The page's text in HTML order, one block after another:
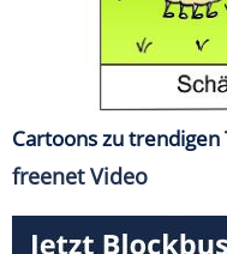
Cartoons zu trendigen
freenet Video